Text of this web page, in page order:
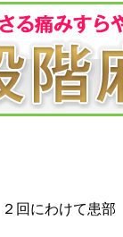
回にわけて患部